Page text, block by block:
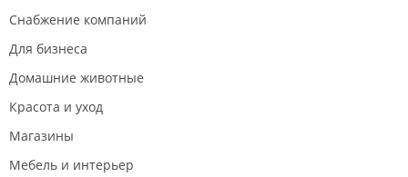
Снабжение компаний
Для бизнеса
Домашние животные
Красота и уход
Магазины
Мебель и интерьер